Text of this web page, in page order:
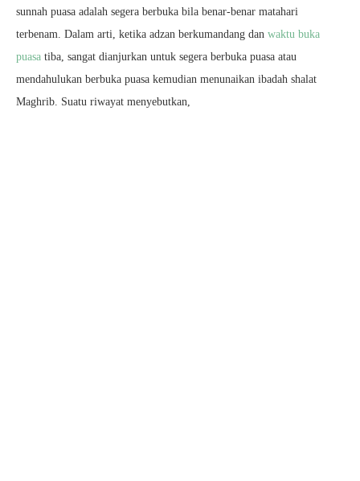
sunnah puasa adalah segera berbuka bila benar-benar matahari
terbenam. Dalam arti, ketika adzan berkumandang dan waktu buka
puasa tiba, sangat dianjurkan untuk segera berbuka puasa atau
mendahulukan berbuka puasa kemudian menunaikan ibadah shalat
Maghrib. Suatu riwayat menyebutkan,